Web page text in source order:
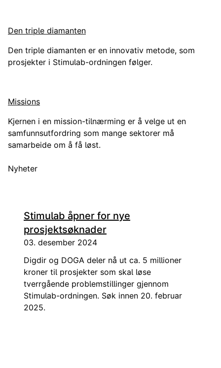
Den triple diamanten
Den triple diamanten er en innovativ metode, som
prosjekter i Stimulab-ordningen følger.
Missions
Kjernen i en mission-tilnærming er å velge ut en
samfunnsutfordring som mange sektorer må
samarbeide om å få løst.
Nyheter
Stimulab åpner for nye
prosjektsøknader
03. desember 2024
Digdir og DOGA deler nå ut ca. 5 millioner
kroner til prosjekter som skal løse
tverrgående problemstillinger gjennom
Stimulab-ordningen. Søk innen 20. februar
2025.